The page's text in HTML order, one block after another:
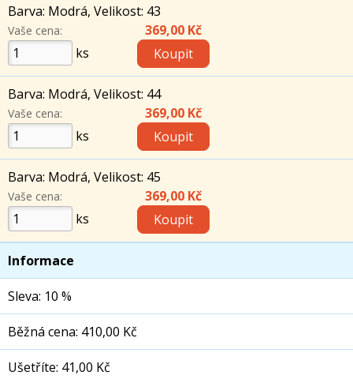
Barva: Modrá, Velikost: 43
Vaše cena:
ks
369,00 Kč
Barva: Modrá, Velikost: 44
Vaše cena:
ks
369,00 Kč
Barva: Modrá, Velikost: 45
Vaše cena:
ks
369,00 Kč
Informace
Sleva: 10 %
Běžná cena: 410,00 Kč
Ušetříte: 41,00 Kč